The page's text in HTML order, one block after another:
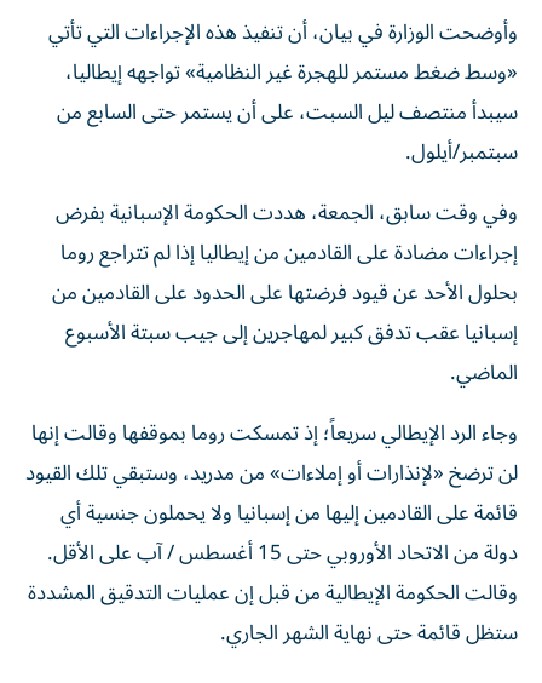
وأوضحت الوزارة في بيان، أن تنفيذ هذه الإجراءات التي تأتي
«وسط ضغط مستمر للهجرة غير النظامية» تواجهه إيطاليا،
سيبدأ منتصف ليل السبت، على أن يستمر حتى السابع من
سبتمبر/أيلول.
وفي وقت سابق، الجمعة، هددت الحكومة الإسبانية بفرض
إجراءات مضادة على القادمين من إيطاليا إذا لم تتراجع روما
بحلول الأحد عن قيود فرضتها على الحدود على القادمين من
إسبانيا عقب تدفق كبير ‌لمهاجرين إلى جيب سبتة الأسبوع
الماضي.
وجاء الرد الإيطالي سريعاً؛ إذ تمسكت روما بموقفها وقالت إنها
⁠لن ترضخ «لإنذارات أو إملاءات» من مدريد، وستبقي تلك القيود
قائمة على القادمين إليها من إسبانيا ‌ولا يحملون جنسية أي
دولة من ‌الاتحاد الأوروبي حتى 15 أغسطس / آب على الأقل.
وقالت الحكومة الإيطالية من قبل إن عمليات التدقيق المشددة
ستظل قائمة حتى نهاية الشهر الجاري.